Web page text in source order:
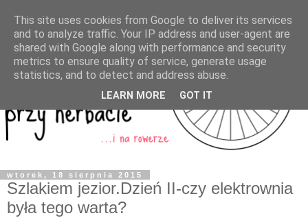
wtorek, 18 sierpnia 2015
Szlakiem jezior.Dzień II-czy elektrownia
była tego warta?
This site uses cookies from Google to deliver its services
and to analyze traffic. Your IP address and user-agent are
shared with Google along with performance and security
metrics to ensure quality of service, generate usage
statistics, and to detect and address abuse.
LEARN MORE GOT IT